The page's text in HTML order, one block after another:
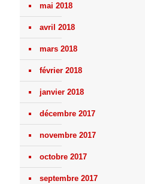
mai 2018
avril 2018
mars 2018
février 2018
janvier 2018
décembre 2017
novembre 2017
octobre 2017
septembre 2017